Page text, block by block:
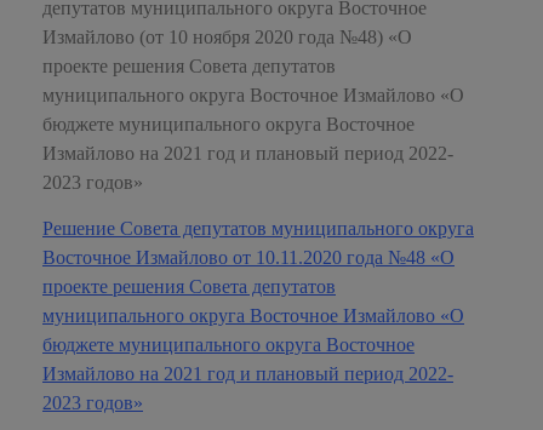
депутатов муниципального округа Восточное
Измайлово (от 10 ноября 2020 года №48) «О
проекте решения Совета депутатов
муниципального округа Восточное Измайлово «О
бюджете муниципального округа Восточное
Измайлово на 2021 год и плановый период 2022-
2023 годов»
Решение Совета депутатов муниципального округа
Восточное Измайлово от 10.11.2020 года №48 «О
проекте решения Совета депутатов
муниципального округа Восточное Измайлово «О
бюджете муниципального округа Восточное
Измайлово на 2021 год и плановый период 2022-
2023 годов»